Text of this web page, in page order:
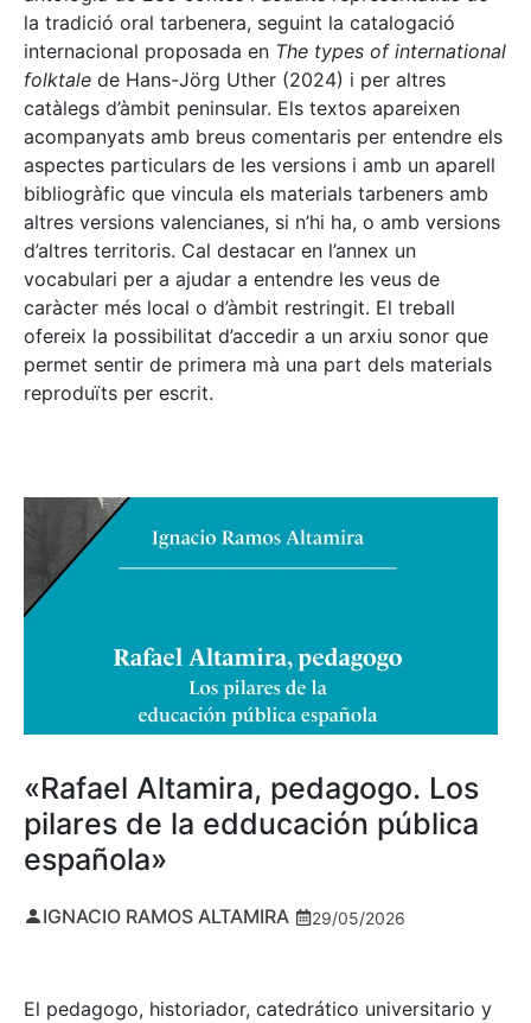
la tradició oral tarbenera, seguint la catalogació
internacional proposada en The types of international
folktale de Hans-Jörg Uther (2024) i per altres
catàlegs d’àmbit peninsular. Els textos apareixen
acompanyats amb breus comentaris per entendre els
aspectes particulars de les versions i amb un aparell
bibliogràfic que vincula els materials tarbeners amb
altres versions valencianes, si n’hi ha, o amb versions
d’altres territoris. Cal destacar en l’annex un
vocabulari per a ajudar a entendre les veus de
caràcter més local o d’àmbit restringit. El treball
ofereix la possibilitat d’accedir a un arxiu sonor que
permet sentir de primera mà una part dels materials
reproduïts per escrit.
«Rafael Altamira, pedagogo. Los
pilares de la edducación pública
española»
IGNACIO RAMOS ALTAMIRA 29/05/2026
El pedagogo, historiador, catedrático universitario y